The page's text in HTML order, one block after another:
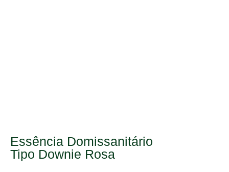
Essência Domissanitário
Tipo Downie Rosa